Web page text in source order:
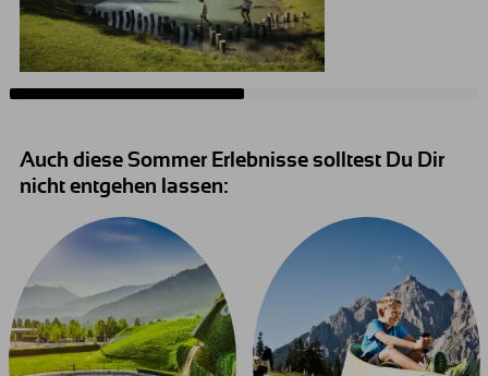
Auch diese Sommer Erlebnisse solltest Du Dir
nicht entgehen lassen: